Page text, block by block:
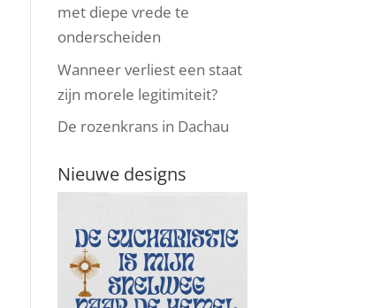
met diepe vrede te
onderscheiden
Wanneer verliest een staat
zijn morele legitimiteit?
De rozenkrans in Dachau
Nieuwe designs